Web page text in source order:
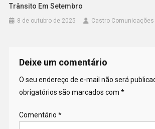
Trânsito Em Setembro
8 de outubro de 2025 Castro Comunicações
Deixe um comentário
O seu endereço de e-mail não será
obrigatórios são marcados com *
Comentário *